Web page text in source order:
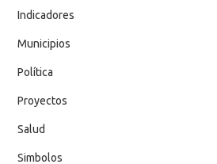
Indicadores
Municipios
Política
Proyectos
Salud
Simbolos